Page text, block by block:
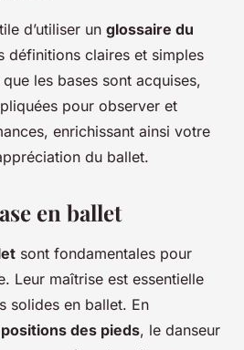
d’utiliser un glossaire du
définitions claires et simples
les bases sont acquises,
pour observer et
enrichissant ainsi votre
du ballet.
en ballet
sont fondamentales pour
Leur maîtrise est essentielle
solides en ballet. En
positions des pieds, le danseur